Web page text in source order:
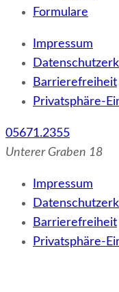
Formulare
Impressum
Barrierefreiheit
Privatsphäre-
05671.2355
Unterer Graben 18
Impressum
Barrierefreiheit
Privatsphäre-